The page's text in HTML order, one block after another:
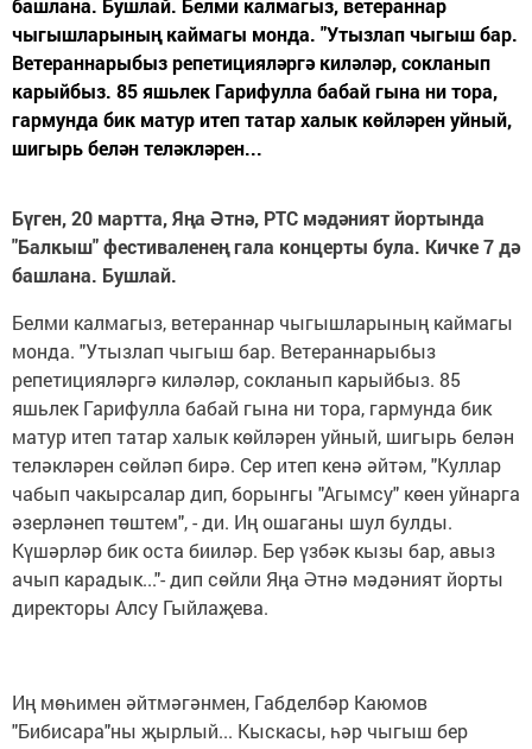
башлана. Бушлай. Белми калмагыз, ветераннар
чыгышларының каймагы монда. "Утызлап чыгыш бар.
Ветераннарыбыз репетицияләргә киләләр, сокланып
карыйбыз. 85 яшьлек Гарифулла бабай гына ни тора,
гармунда бик матур итеп татар халык көйләрен уйный,
шигырь белән теләкләрен...
Бүген, 20 мартта, Яңа Әтнә, РТС мәдәният йортында
"Балкыш" фестиваленең гала концерты була. Кичке 7 дә
башлана. Бушлай.
Белми калмагыз, ветераннар чыгышларының каймагы
монда. "Утызлап чыгыш бар. Ветераннарыбыз
репетицияләргә киләләр, сокланып карыйбыз. 85
яшьлек Гарифулла бабай гына ни тора, гармунда бик
матур итеп татар халык көйләрен уйный, шигырь белән
теләкләрен сөйләп бирә. Сер итеп кенә әйтәм, "Куллар
чабып чакырсалар дип, борынгы "Агымсу" көен уйнарга
әзерләнеп төштем", - ди. Иң ошаганы шул булды.
Күшәрләр бик оста бииләр. Бер үзбәк кызы бар, авыз
ачып карадык..."- дип сөйли Яңа Әтнә мәдәният йорты
директоры Алсу Гыйлаҗева.
Иң мөһимен әйтмәгәнмен, Габделбәр Каюмов
"Бибисара"ны җырлый... Кыскасы, һәр чыгыш бер